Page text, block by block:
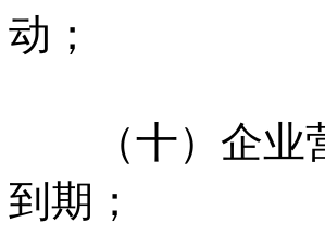
动；
（十）企业营
到期；